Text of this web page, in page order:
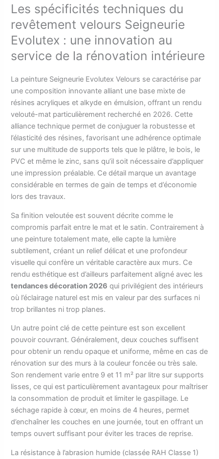
Les spécificités techniques du
revêtement velours Seigneurie
Evolutex : une innovation au
service de la rénovation intérieure
La peinture Seigneurie Evolutex Velours se caractérise par
une composition innovante alliant une base mixte de
résines acryliques et alkyde en émulsion, offrant un rendu
velouté-mat particulièrement recherché en 2026. Cette
alliance technique permet de conjuguer la robustesse et
l’élasticité des résines, favorisant une adhérence optimale
sur une multitude de supports tels que le plâtre, le bois, le
PVC et même le zinc, sans qu’il soit nécessaire d’appliquer
une impression préalable. Ce détail marque un avantage
considérable en termes de gain de temps et d’économie
lors des travaux.
Sa finition veloutée est souvent décrite comme le
compromis parfait entre le mat et le satin. Contrairement à
une peinture totalement mate, elle capte la lumière
subtilement, créant un relief délicat et une profondeur
visuelle qui confère un véritable caractère aux murs. Ce
rendu esthétique est d’ailleurs parfaitement aligné avec les
tendances décoration 2026 qui privilégient des intérieurs
où l’éclairage naturel est mis en valeur par des surfaces ni
trop brillantes ni trop planes.
Un autre point clé de cette peinture est son excellent
pouvoir couvrant. Généralement, deux couches suffisent
pour obtenir un rendu opaque et uniforme, même en cas de
rénovation sur des murs à la couleur foncée ou très sale.
Son rendement varie entre 9 et 11 m² par litre sur supports
lisses, ce qui est particulièrement avantageux pour maîtriser
la consommation de produit et limiter le gaspillage. Le
séchage rapide à cœur, en moins de 4 heures, permet
d’enchaîner les couches en une journée, tout en offrant un
temps ouvert suffisant pour éviter les traces de reprise.
La résistance à l’abrasion humide (classée RAH Classe 1)